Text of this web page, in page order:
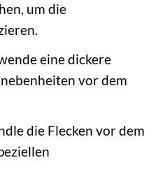
um die
eine dickere
vor dem
die Flecken vor dem